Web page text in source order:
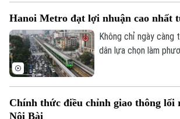
Hà Nội
Chính trị
Hà Nội
Nhịp sống Hà Nội
Người Hà Nội
Thế giới
Tin tức
Kinh tế
những bất tiện.
Hanoi Metro đạt lợi nhuận cao nhất
Không chỉ ngày càng
dân lựa chọn làm
Metro đạt mức lợi
Chính thức điều chỉnh giao thông lối
Nội Bài